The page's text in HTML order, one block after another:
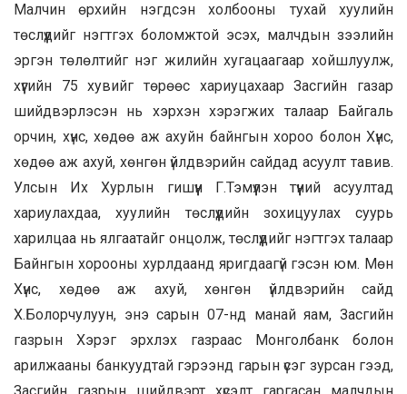
Малчин өрхийн нэгдсэн холбооны тухай хуулийн
төслүүдийг нэгтгэх боломжтой эсэх, малчдын зээлийн
эргэн төлөлтийг нэг жилийн хугацаагаар хойшлуулж,
хүүгийн 75 хувийг төрөөс хариуцахаар Засгийн газар
шийдвэрлэсэн нь хэрхэн хэрэгжих талаар Байгаль
орчин, хүнс, хөдөө аж ахуйн байнгын хороо болон Хүнс,
хөдөө аж ахуй, хөнгөн үйлдвэрийн сайдад асуулт тавив.
Улсын Их Хурлын гишүүн Г.Тэмүүлэн түүний асуултад
хариулахдаа, хуулийн төслүүдийн зохицуулах суурь
харилцаа нь ялгаатайг онцолж, төслүүдийг нэгтгэх талаар
Байнгын хорооны хурлдаанд яригдаагүй гэсэн юм. Мөн
Хүнс, хөдөө аж ахуй, хөнгөн үйлдвэрийн сайд
Х.Болорчулуун, энэ сарын 07-нд манай яам, Засгийн
газрын Хэрэг эрхлэх газраас Монголбанк болон
арилжааны банкуудтай гэрээнд гарын үсэг зурсан гээд,